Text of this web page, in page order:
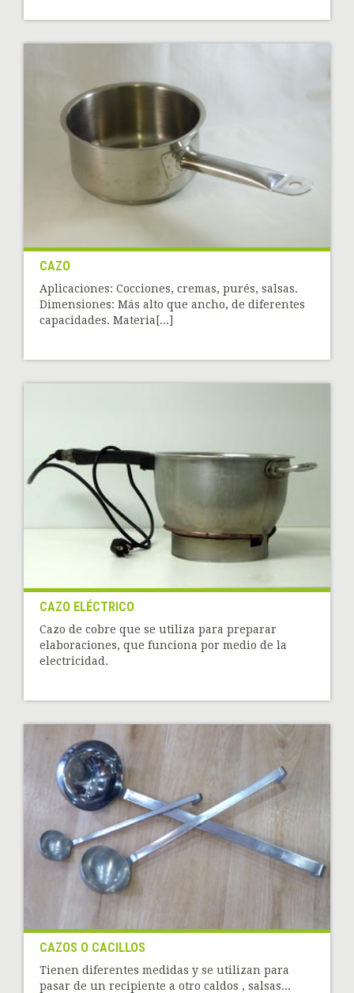
CAZO
Aplicaciones: Cocciones, cremas, purés, salsas.
Dimensiones: Más alto que ancho, de diferentes
capacidades. Materia[...]
CAZO ELÉCTRICO
Cazo de cobre que se utiliza para preparar
elaboraciones, que funciona por medio de la
electricidad.
CAZOS O CACILLOS
Tienen diferentes medidas y se utilizan para
pasar de un recipiente a otro caldos , salsas...